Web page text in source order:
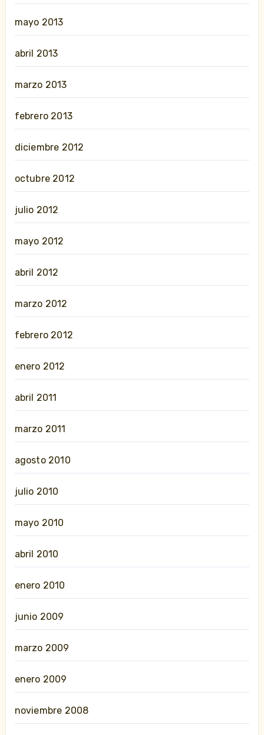
mayo 2013
abril 2013
marzo 2013
febrero 2013
diciembre 2012
octubre 2012
julio 2012
mayo 2012
abril 2012
marzo 2012
febrero 2012
enero 2012
abril 2011
marzo 2011
agosto 2010
julio 2010
mayo 2010
abril 2010
enero 2010
junio 2009
marzo 2009
enero 2009
noviembre 2008